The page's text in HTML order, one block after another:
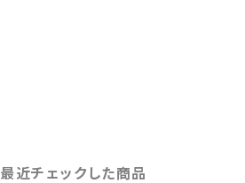
最近チェックした商品